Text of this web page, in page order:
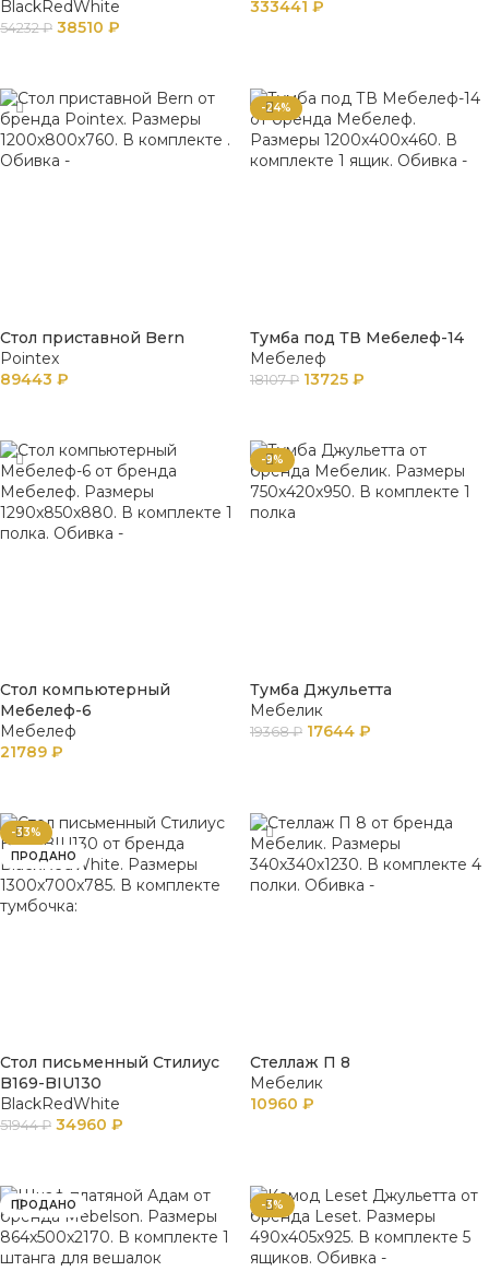
BlackRedWhite
54232₽ 38510 ₽
333441 ₽
Стол приставной Bern
Pointex
89443 ₽
-24%
Тумба под ТВ Мебелеф-14
Мебелеф
18107₽ 13725 ₽
Стол компьютерный
Мебелеф-6
Мебелеф
21789 ₽
-9%
Тумба Джульетта
Мебелик
19368₽ 17644 ₽
-33%
ПРОДАНО
Стол письменный Стилиус
B169-BIU130
BlackRedWhite
51944₽ 34960 ₽
Стеллаж П 8
Мебелик
10960 ₽
ПРОДАНО -3%